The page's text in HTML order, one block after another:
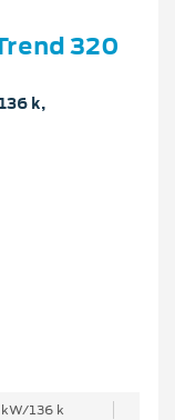
320
k,
136 k